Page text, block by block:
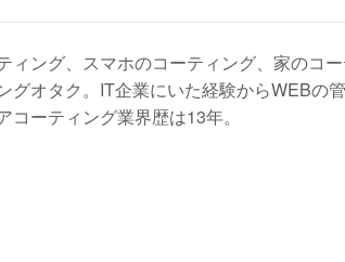
ィング、スマホのコーティング、家のコ
グオタク。IT企業にいた経験からWEBの
コーティング業界歴は13年。